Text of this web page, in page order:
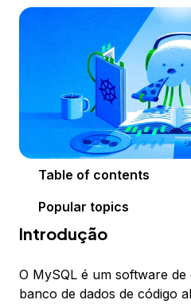
Table of contents
Popular topics
Introdução
O MySQL é um software
banco de dados de código